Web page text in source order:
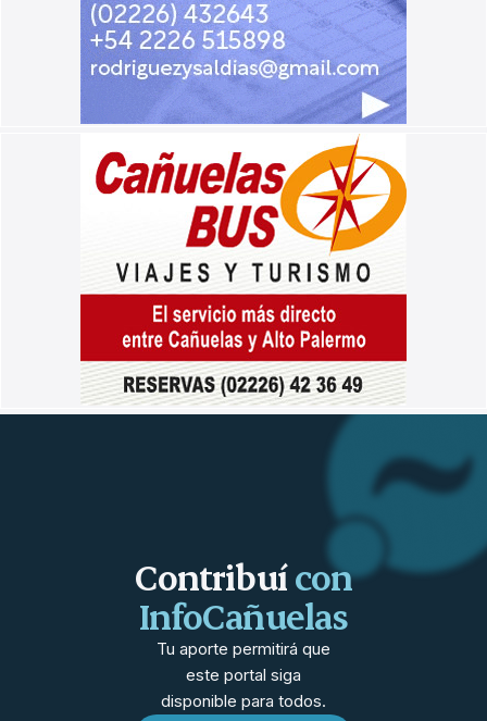
Contribuícon
InfoCañuelas
Tu aporte permitirá que
este portal siga
disponible para todos.